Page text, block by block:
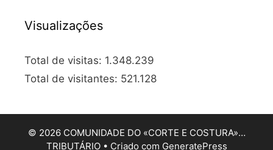
Visualizações
Total de visitas: 1.348.239
Total de visitantes: 521.128
© 2026 COMUNIDADE DO «CORTE E COSTURA»…
TRIBUTÁRIO• Criado com GeneratePress